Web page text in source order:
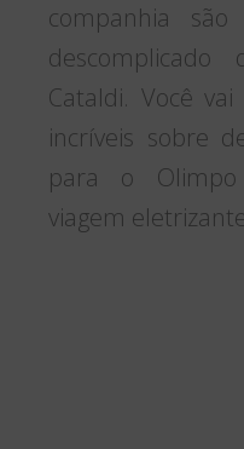
companhia
descomplicado
Cataldi. Você
incríveis sobre
para o
viagem